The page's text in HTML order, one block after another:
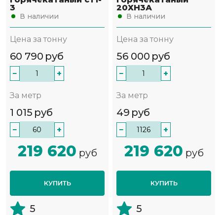
3
В наличии
Цена за тонну
60 790 руб
− +
За метр
1 015 руб
− +
219 620 руб
КУПИТЬ
5
20ХН3А
В наличии
Цена за тонну
56 000 руб
− +
За метр
49 руб
− +
219 620 руб
КУПИТЬ
5